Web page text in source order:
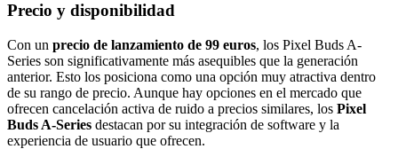
Precio y disponibilidad
Con un precio de lanzamiento de 99 euros, los Pixel Buds A-
Series son significativamente más asequibles que la generación
anterior. Esto los posiciona como una opción muy atractiva dentro
de su rango de precio. Aunque hay opciones en el mercado que
ofrecen cancelación activa de ruido a precios similares, los Pixel
Buds A-Series destacan por su integración de software y la
experiencia de usuario que ofrecen.